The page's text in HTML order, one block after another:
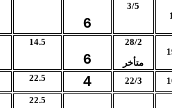
6
3/5
14.5
6
28/2
متأخر
22.5 4 22/3
22.5